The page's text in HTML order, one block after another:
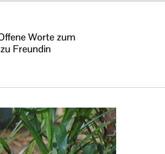
Worte zum
Freundin